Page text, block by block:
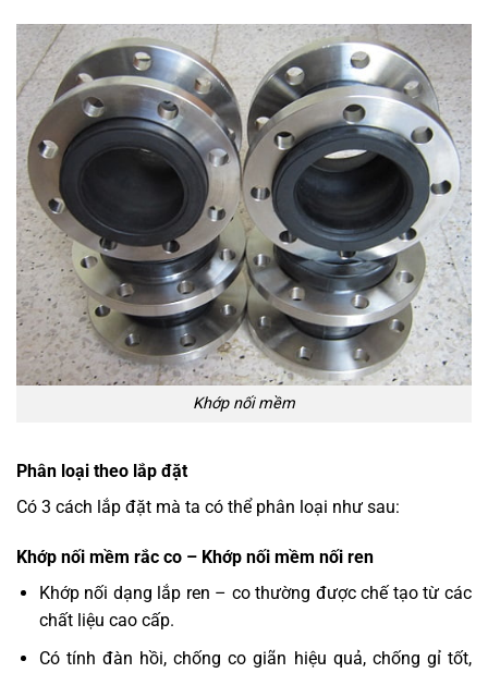
Khớp nối mềm
Phân loại theo lắp đặt
Có 3 cách lắp đặt mà ta có thể phân loại như sau:
Khớp nối mềm rắc co – Khớp nối mềm nối ren
Khớp nối dạng lắp ren – co thường được chế tạo từ các
chất liệu cao cấp.
Có tính đàn hồi, chống co giãn hiệu quả, chống gỉ tốt,